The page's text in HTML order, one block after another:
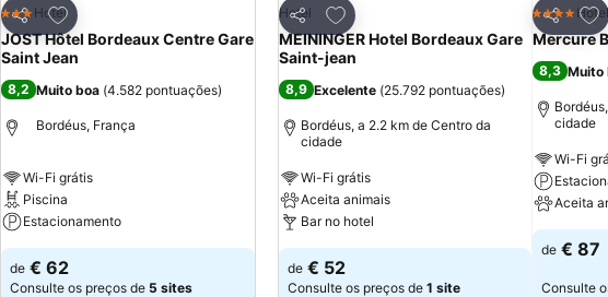
Partilhar
Adicionar aos favoritos
3 Estrelas
Hotel
JOST Hôtel Bordeaux Centre Gare
Saint Jean
8,2 Muito boa (4.582 pontuações)
Bordéus, França
Wi-Fi grátis
Piscina
Estacionamento
de € 62
Consulte os preços de 5 sites
Partilhar
Adicionar aos favoritos
Hotel
MEININGER Hotel Bordeaux Gare
Saint-jean
8,9 Excelente (25.792 pontuações)
Bordéus, a 2.2 km de Centro da
cidade
Wi-Fi grátis
Aceita animais
Bar no hotel
de € 52
Consulte os preços de 1 site
Partilhar
4 EstrelasHotel
Mercure
8,3 Muito
cidade
Wi-Fi
Aceita
de € 87
Consulte